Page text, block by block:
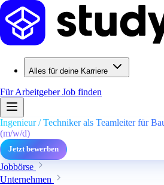
Alles für deine Karriere
Für ArbeitgeberJob finden
Ingenieur / Techniker als Teamleiter für
(m/w/d)
Jetzt bewerben
Jobbörse
Unternehmen